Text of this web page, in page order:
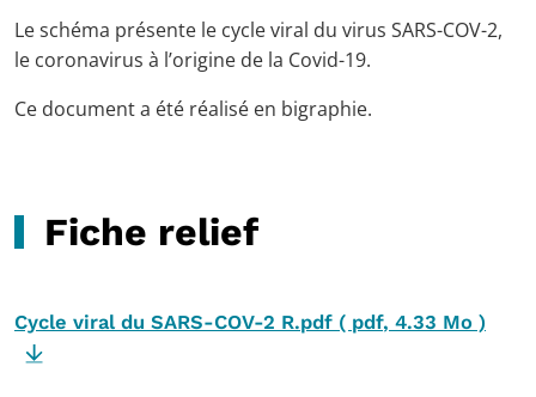
Le schéma présente le cycle viral du virus SARS-COV-2,
le coronavirus à l’origine de la Covid-19.
Ce document a été réalisé en bigraphie.
Fiche relief
Cycle viral du SARS-COV-2 R.pdf ( pdf, 4.33 Mo )